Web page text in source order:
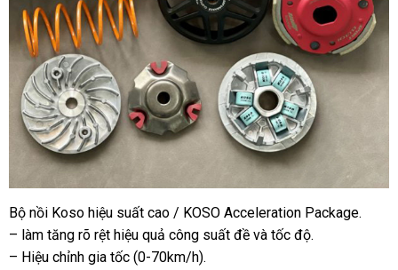
Bộ nồi Koso hiệu suất cao / KOSO Acceleration Package.
– làm tăng rõ rệt hiệu quả công suất đề và tốc độ.
– Hiệu chỉnh gia tốc (0-70km/h).